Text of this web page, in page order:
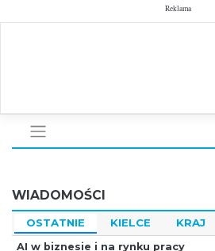
to
Reklama
WIADOMOŚCI
OSTATNIE KIELCE KRAJ
AI w biznesie i na rynku pracy